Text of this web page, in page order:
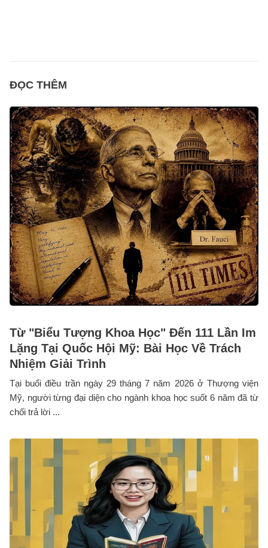
ĐỌC THÊM
Từ "Biểu Tượng Khoa Học" Đến 111 Lần Im
Lặng Tại Quốc Hội Mỹ: Bài Học Về Trách
Nhiệm Giải Trình
Tại buổi điều trần ngày 29 tháng 7 năm 2026 ở Thượng viện
Mỹ, người từng đại diện cho ngành khoa học suốt 6 năm đã từ
chối trả lời ...